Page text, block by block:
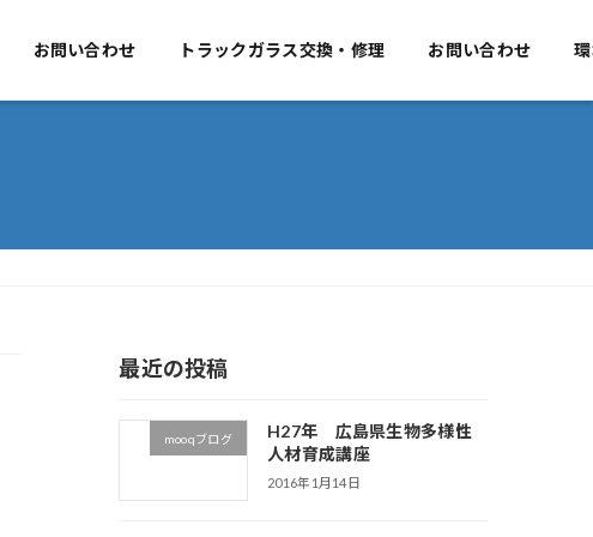
会社概要 事業のご案内 お問い合わせ
お問い合わせ トラックガラス交換・修理 お問い合わせ
最近の投稿
mooqブログ
H27年 広島県生物多様性
人材育成講座
2016年1月14日